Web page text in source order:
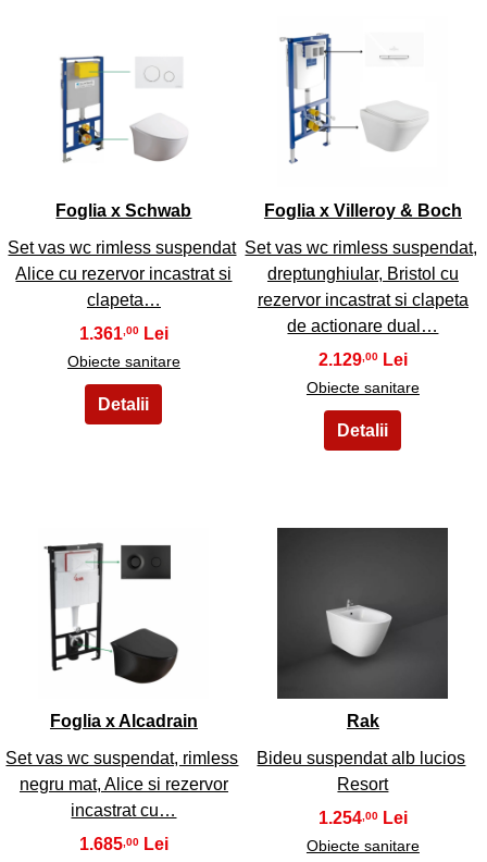
Foglia x Schwab
Set vas wc rimless suspendat
Alice cu rezervor incastrat si
clapeta…
1.361,00
Obiecte sanitare
12
Foglia x Villeroy & Boch
Set vas wc rimless suspendat,
dreptunghiular, Bristol cu
rezervor incastrat si clapeta
de actionare dual…
2.129,00
Obiecte sanitare
Foglia x Alcadrain
Set vas wc suspendat, rimless
negru mat, Alice si rezervor
incastrat cu…
1.685,00
14
Rak
Bideu suspendat alb lucios
Resort
1.254 ,00
Obiecte sanitare